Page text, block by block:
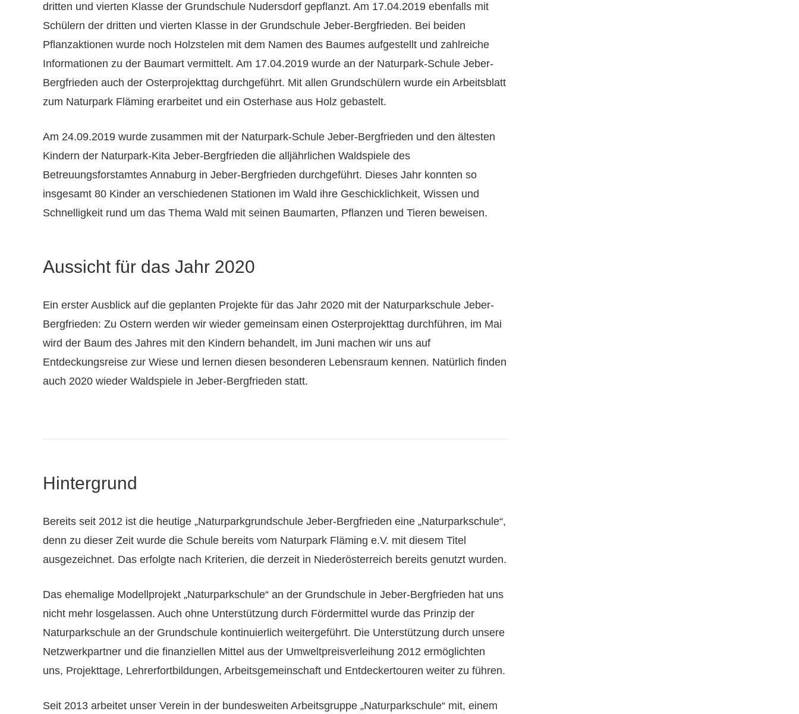
dritten und vierten Klasse der Grundschule Nudersdorf gepflanzt. Am 17.04.2019 ebenfalls mit
Schülern der dritten und vierten Klasse in der Grundschule Jeber-Bergfrieden. Bei beiden
Pflanzaktionen wurde noch Holzstelen mit dem Namen des Baumes aufgestellt und zahlreiche
Informationen zu der Baumart vermittelt. Am 17.04.2019 wurde an der Naturpark-Schule Jeber-
Bergfrieden auch der Osterprojekttag durchgeführt. Mit allen Grundschülern wurde ein Arbeitsblatt
zum Naturpark Fläming erarbeitet und ein Osterhase aus Holz gebastelt.
Am 24.09.2019 wurde zusammen mit der Naturpark-Schule Jeber-Bergfrieden und den ältesten
Kindern der Naturpark-Kita Jeber-Bergfrieden die alljährlichen Waldspiele des
Betreuungsforstamtes Annaburg in Jeber-Bergfrieden durchgeführt. Dieses Jahr konnten so
insgesamt 80 Kinder an verschiedenen Stationen im Wald ihre Geschicklichkeit, Wissen und
Schnelligkeit rund um das Thema Wald mit seinen Baumarten, Pflanzen und Tieren beweisen.
Aussicht für das Jahr 2020
Ein erster Ausblick auf die geplanten Projekte für das Jahr 2020 mit der Naturparkschule Jeber-
Bergfrieden: Zu Ostern werden wir wieder gemeinsam einen Osterprojekttag durchführen, im Mai
wird der Baum des Jahres mit den Kindern behandelt, im Juni machen wir uns auf
Entdeckungsreise zur Wiese und lernen diesen besonderen Lebensraum kennen. Natürlich finden
auch 2020 wieder Waldspiele in Jeber-Bergfrieden statt.
Hintergrund
Bereits seit 2012 ist die heutige „Naturparkgrundschule Jeber-Bergfrieden eine „Naturparkschule“,
denn zu dieser Zeit wurde die Schule bereits vom Naturpark Fläming e.V. mit diesem Titel
ausgezeichnet. Das erfolgte nach Kriterien, die derzeit in Niederösterreich bereits genutzt wurden.
Das ehemalige Modellprojekt „Naturparkschule“ an der Grundschule in Jeber-Bergfrieden hat uns
nicht mehr losgelassen. Auch ohne Unterstützung durch Fördermittel wurde das Prinzip der
Naturparkschule an der Grundschule kontinuierlich weitergeführt. Die Unterstützung durch unsere
Netzwerkpartner und die finanziellen Mittel aus der Umweltpreisverleihung 2012 ermöglichten
uns, Projekttage, Lehrerfortbildungen, Arbeitsgemeinschaft und Entdeckertouren weiter zu führen.
Seit 2013 arbeitet unser Verein in der bundesweiten Arbeitsgruppe „Naturparkschule“ mit, einem